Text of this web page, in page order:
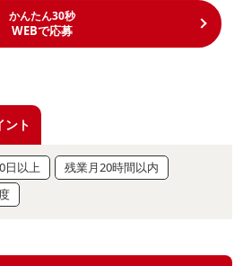
かんたん30秒
WEBで応募
ント
日以上
残業月20時間以内